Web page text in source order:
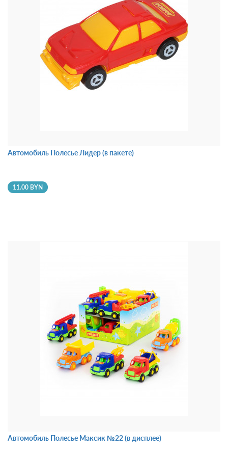
Автомобиль Полесье Лидер (в пакете)
11.00 BYN
Автомобиль Полесье Максик №22 (в дисплее)